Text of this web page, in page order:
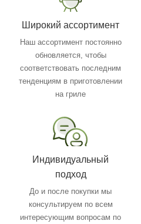
Широкий ассортимент
Наш ассортимент постоянно
обновляется, чтобы
соответствовать последним
тенденциям в приготовлении
на гриле
Индивидуальный
подход
До и после покупки мы
консультируем по всем
интересующим вопросам по